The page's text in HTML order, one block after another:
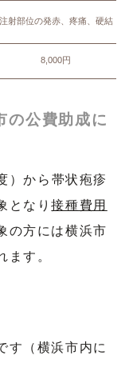
注射部位の発赤、疼痛、硬結
8,000円
の公費助成に
）から帯状疱疹
となり接種費用
の方には横浜市
ます。
す（横浜市内に